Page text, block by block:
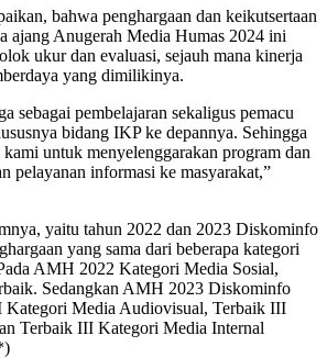
bahwa penghargaan dan keikutsertaan
ajang Anugerah Media Humas 2024 ini
ukur dan evaluasi, sejauh mana kinerja
yang dimilikinya.
sebagai pembelajaran sekaligus pemacu
bidang IKP ke depannya. Sehingga
untuk menyelenggarakan program dan
pelayanan informasi ke masyarakat,”
yaitu tahun 2022 dan 2023 Diskominfo
yang sama dari beberapa kategori
AMH 2022 Kategori Media Sosial,
Sedangkan AMH 2023 Diskominfo
Kategori Media Audiovisual, Terbaik III
Terbaik III Kategori Media Internal